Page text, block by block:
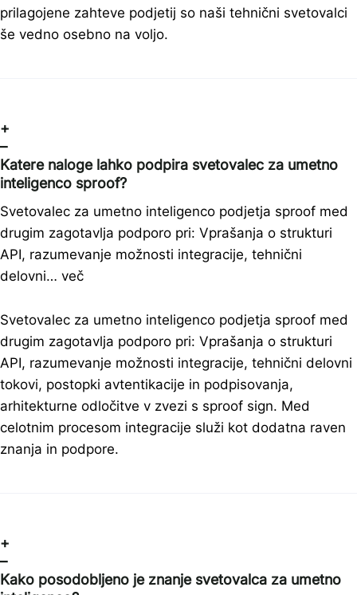
prilagojene zahteve podjetij so naši tehnični svetovalci
še vedno osebno na voljo.
+
–
Katere naloge lahko podpira svetovalec za umetno
inteligenco sproof?
Svetovalec za umetno inteligenco podjetja sproof med
drugim zagotavlja podporo pri: Vprašanja o strukturi
API, razumevanje možnosti integracije, tehnični
delovni… več
Svetovalec za umetno inteligenco podjetja sproof med
drugim zagotavlja podporo pri: Vprašanja o strukturi
API, razumevanje možnosti integracije, tehnični delovni
tokovi, postopki avtentikacije in podpisovanja,
arhitekturne odločitve v zvezi s sproof sign. Med
celotnim procesom integracije služi kot dodatna raven
znanja in podpore.
+
–
Kako posodobljeno je znanje svetovalca za umetno